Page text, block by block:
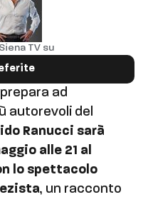
TV su
ad
autorevoli del
Ranucci sarà
alle 21 al
lo spettacolo
, un racconto